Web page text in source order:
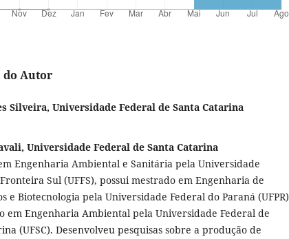
Autor
Silveira, Universidade Federal de Santa Catarina
Universidade Federal de Santa Catarina
Engenharia Ambiental e Sanitária pela Universidade
Sul (UFFS), possui mestrado em Engenharia de
e Biotecnologia pela Universidade Federal do Paraná (UFPR)
em Engenharia Ambiental pela Universidade Federal de
(UFSC). Desenvolveu pesquisas sobre a produção de